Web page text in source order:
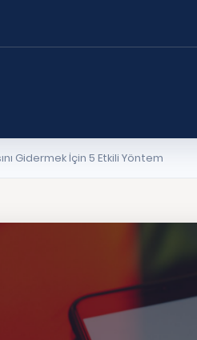
Gidermek İçin 5 Etkili Yöntem